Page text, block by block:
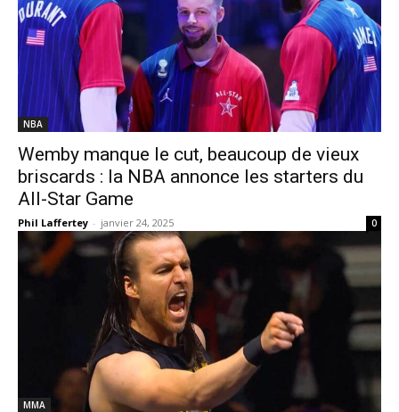
NBA
Wemby manque le cut, beaucoup de vieux
briscards : la NBA annonce les starters du
All-Star Game
Phil Laffertey - janvier 24, 2025 0
MMA